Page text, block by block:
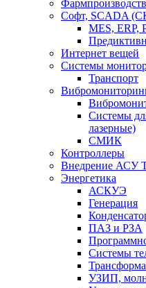
Софт, SCADA
MES, ERP,
Интернет вещей
Системы
Транспорт
Системы
лазерные)
СМИК
Контроллеры
Внедрение АСУ
Энергетика
АСКУЭ
Генерация
ПАЗ и РЗА
Системы
УЗИП,